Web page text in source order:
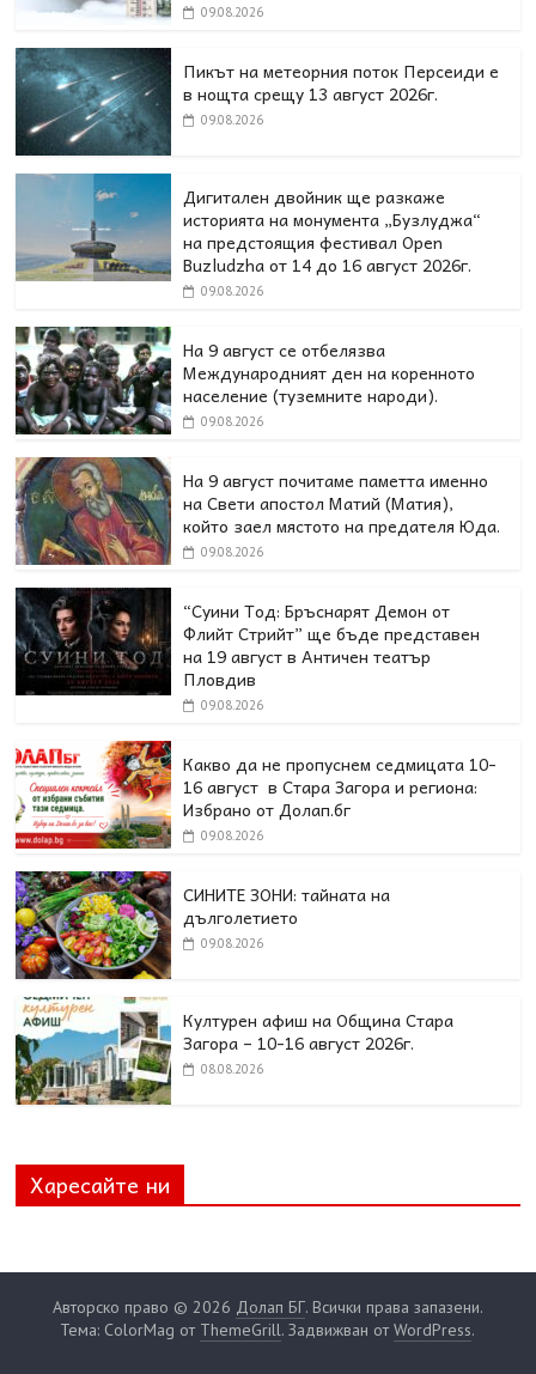
09.08.2026
Пикът на метеорния поток Персеиди е
в нощта срещу 13 август 2026г.
09.08.2026
Дигитален двойник ще разкаже
историята на монумента „Бузлуджа“
на предстоящия фестивал Open
Buzludzha от 14 до 16 август 2026г.
09.08.2026
На 9 август се отбелязва
Международният ден на коренното
население (туземните народи).
09.08.2026
На 9 август почитаме паметта именно
на Свети апостол Матий (Матия),
който заел мястото на предателя Юда.
09.08.2026
“Суини Тод: Бръснарят Демон от
Флийт Стрийт” ще бъде представен
на 19 август в Античен театър
Пловдив
09.08.2026
Какво да не пропуснем седмицата 10-
16 август в Стара Загора и региона:
Избрано от Долап.бг
09.08.2026
СИНИТЕ ЗОНИ: тайната на
дълголетието
09.08.2026
Културен афиш на Община Стара
Загора – 10-16 август 2026г.
08.08.2026
Харесайте ни
Авторско право © 2026 Долап БГ. Всички права запазени.
Тема: ColorMag от ThemeGrill. Задвижван отWordPress.